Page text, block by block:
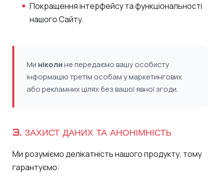
Покращення інтерфейсу та функціональності
нашого Сайту.
Ми ніколине передаємо вашу особисту
інформацію третім особам у маркетингових
або рекламних цілях без вашої явної згоди.
3. ЗАХИСТ ДАНИХ ТА АНОНІМНІСТЬ
Ми розуміємо делікатність нашого продукту, тому
гарантуємо: